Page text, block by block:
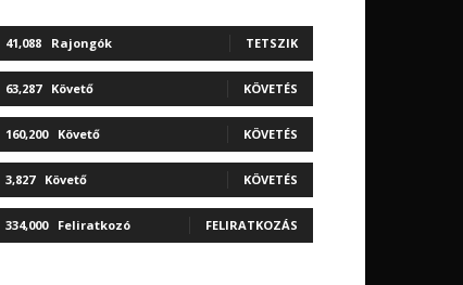
41,088 Rajongók TETSZIK
63,287 Követő KÖVETÉS
160,200 Követő KÖVETÉS
3,827 Követő KÖVETÉS
334,000 Feliratkozó FELIRATKOZÁS